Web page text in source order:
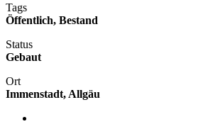
Tags
Öffentlich, Bestand
Status
Gebaut
Ort
Immenstadt, Allgäu